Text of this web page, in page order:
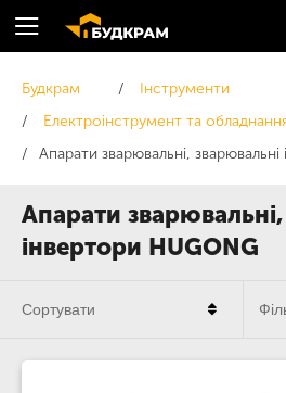
Апарати
інвертори HUGONG
Будкрам
Інструменти
Електроінструмент та
Апарати зварювальні, зварювальні
Сортувати